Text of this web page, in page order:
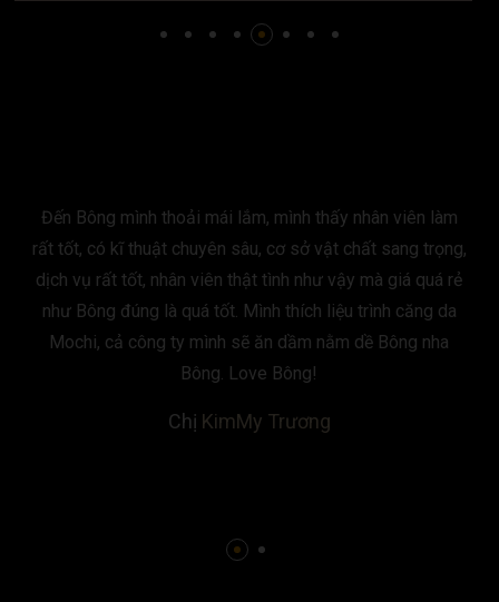
Đến Bông mình thoải mái lắm, mình thấy nhân viên làm
rất tốt, có kĩ thuật chuyên sâu, cơ sở vật chất sang trọng,
dịch vụ rất tốt, nhân viên thật tình như vậy mà giá quá rẻ
như Bông đúng là quá tốt. Mình thích liệu trình căng da
Mochi, cả công ty mình sẽ ăn dầm nằm dề Bông nha
Bông. Love Bông!
Chị KimMy Trương